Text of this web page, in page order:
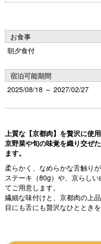
u
s
お食事
朝夕食付
宿泊可能期間
2025/08/18 ～ 2027/02/27
上質な【京都肉】を贅沢に使
京野菜や旬の味覚を織り交ぜ
ます。
柔らかく、なめらかな舌触りが
ステーキ（80g）や、京らし
てご用意します。
繊細な味付けと、京都肉の上
目にも舌にも贅沢なひととき